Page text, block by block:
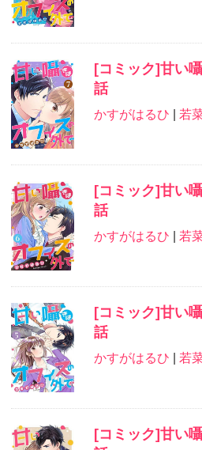
[コミック]甘い
話
かすがはるひ 若
[コミック]甘い
話
かすがはるひ 若
[コミック]甘い
話
かすがはるひ 若
[コミック]甘い